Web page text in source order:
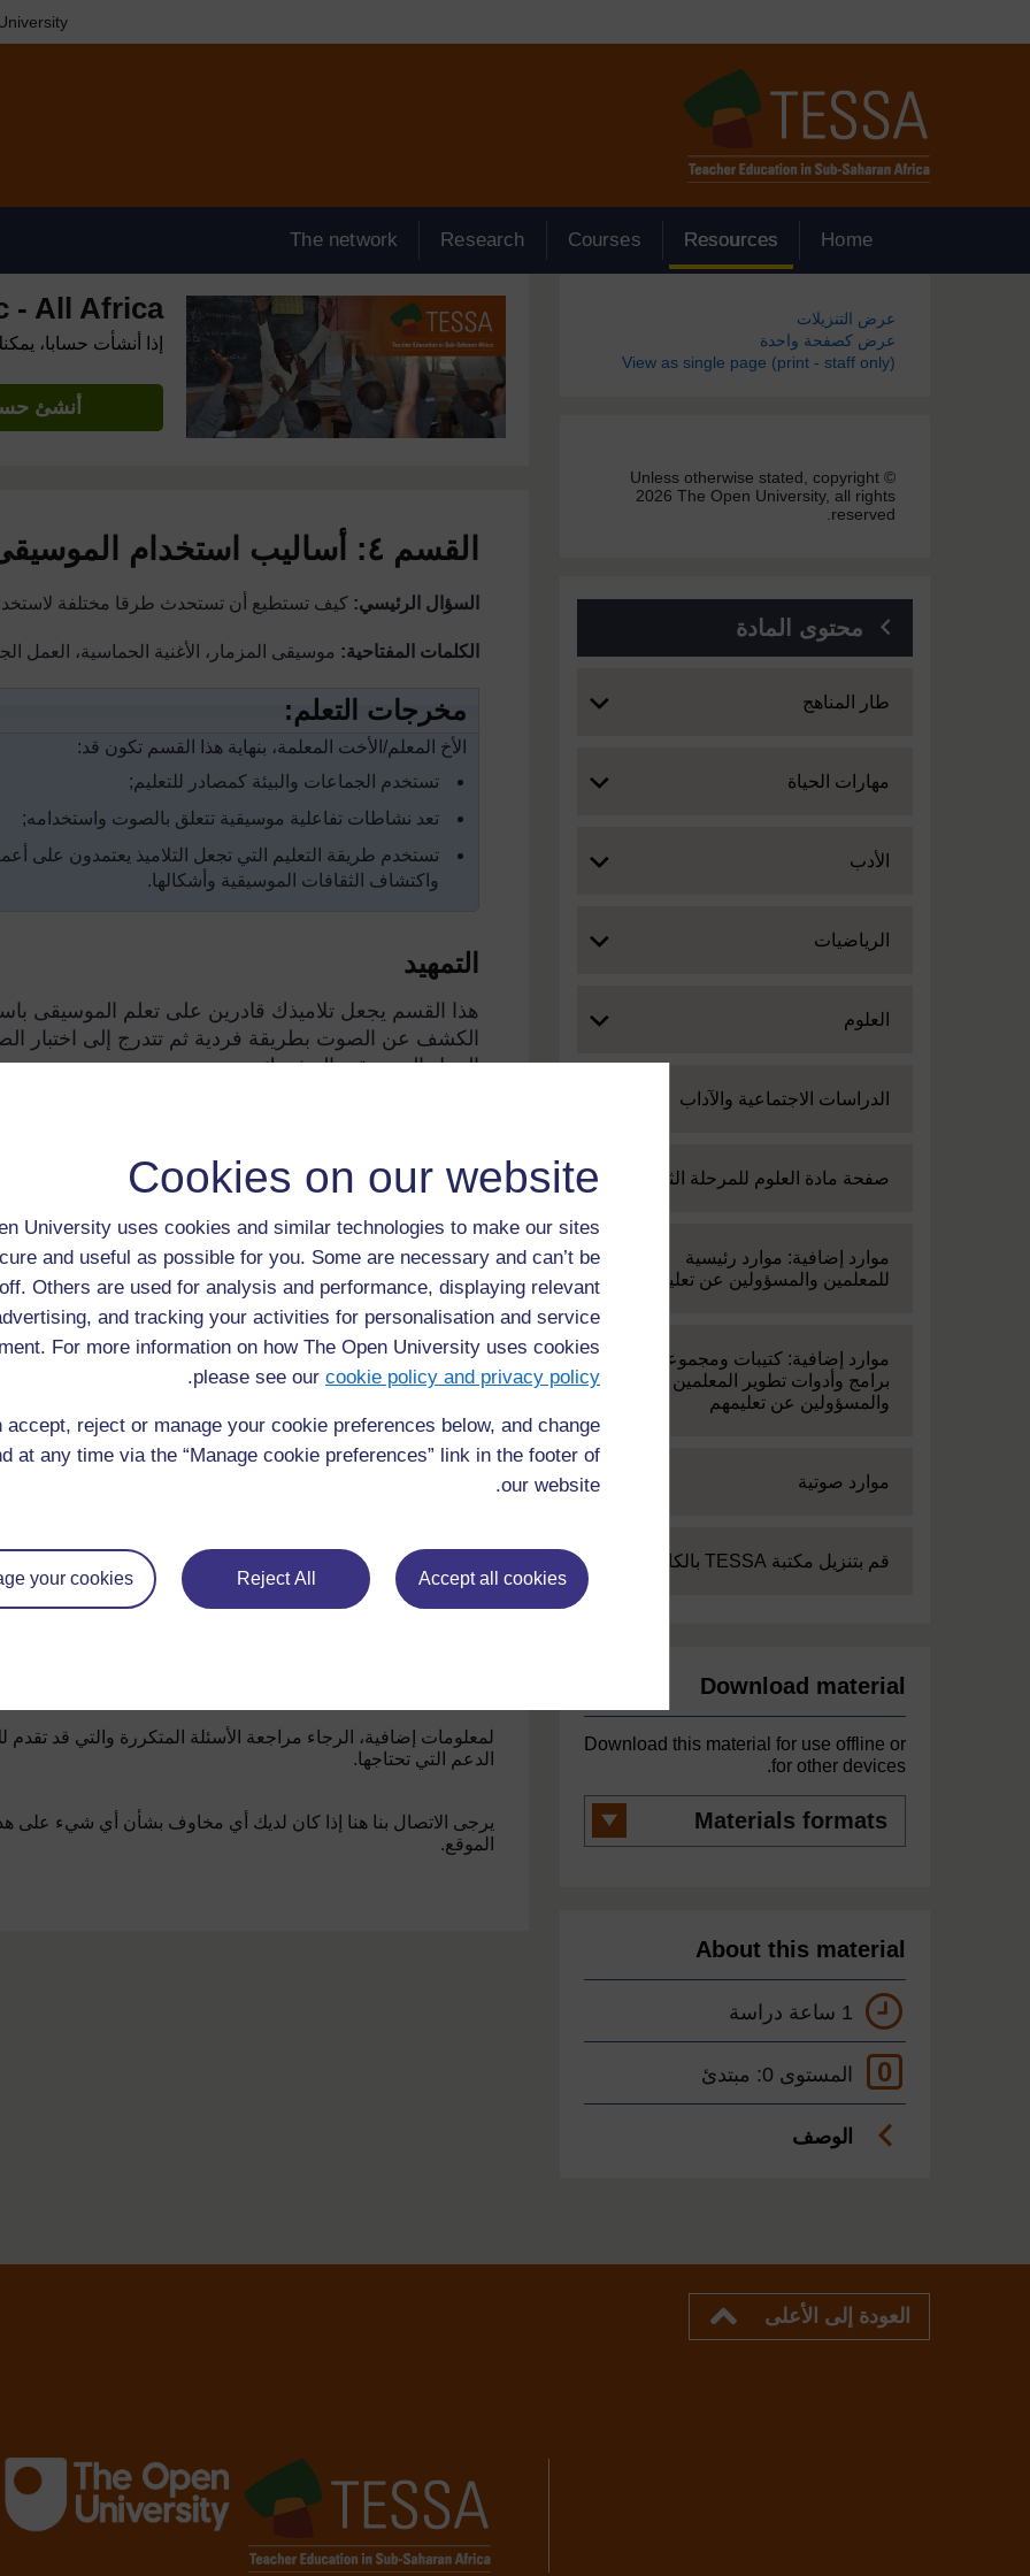
Cookies on our website
University uses cookies and similar technologies to make our sites
and useful as possible for you. Some are necessary and can’t be
Others are used for analysis and performance, displaying relevant
and tracking your activities for personalisation and service
For more information on how The Open University uses cookies
please see our cookie policy and privacy policy
.
accept, reject or manage your cookie preferences below, and change
at any time via the “Manage cookie preferences” link in the footer of
our website.
Accept all cookies
Reject All
your cookies
Home
Resources
Courses
Research
The network
الكتل
عرض التنزيلات
عرض كصفحة واحدة
View as single page (print - staff only)
Unless otherwise stated, copyright ©
2026 The Open University, all rights
reserved.
محتوى المادة
Expand
طار المناهج
Expand
مهارات الحياة
Expand
الأدب
Expand
الرياضيات
Expand
العلوم
Expand
الدراسات الاجتماعية والآداب
Expand
صفحة مادة العلوم للمرحلة الثانوية
Expand
موارد إضافية: موارد رئيسية
للمعلمين والمسؤولين عن تعليمهم
Expand
موارد إضافية: كتيبات ومجموعة من
برامج وأدوات تطوير المعلمين
والمسؤولين عن تعليمهم
Expand
موارد صوتية
Expand
قم بتنزيل مكتبة TESSA بالكامل
Download material
Download this material for use offline or
for other devices.
formats
About this material
1 ساعة دراسة
0 المستوى 0: مبتدئ
الوصف
- All Africa
إذا أنشأت حسابا،
أنشئ
القسم ٤: أساليب استخدام الموسيقى في غرفة الدراسة
السؤال الرئيسي:كيف تستطيع أن تستحدث طرقا مختلفة
الكلمات المفتاحية: موسيقى المزمار، الأغنية الحماسية، العمل
مخرجات التعلم:
الأخ المعلم/الأخت المعلمة، بنهاية هذا القسم تكون قد:
تستخدم الجماعات والبيئة كمصادر للتعليم;
تعد نشاطات تفاعلية موسيقية تتعلق بالصوت واستخدامه;
تستخدم طريقة التعليم التي تجعل التلاميذ يعتمدون على
واكتشاف الثقافات الموسيقية وأشكالها.
التمهيد
هذا القسم يجعل تلاميذك قادرين على تعلم الموسيقى
الكشف عن الصوت بطريقة فردية ثم تتدرج إلى اختبار
العمل الموسيقي المشترك.
تهدف النشاطات الموسيقية للربط بين الصوت والنوعية
هذه النشاطات تقوم على شغف التلاميذ ورحابة مصادرهم
والتعاونية.
هذه النشاطات تشتمل على اختبار الصوت وصنع الآلات
على كيفية صنع الموسيقى من الآلات المتنوعة في
المصدر ٣: التحميةوضعية الجسم
لمعلومات إضافية، الرجاء مراجعة الأسئلة المتكررة والتي قد تقدم
الدعم التي تحتاجها.
يرجى الاتصال بنا هنا إذا كان لديك أي مخاوف بشأن أي شيء على
الموقع.
العودة إلى الأعلى